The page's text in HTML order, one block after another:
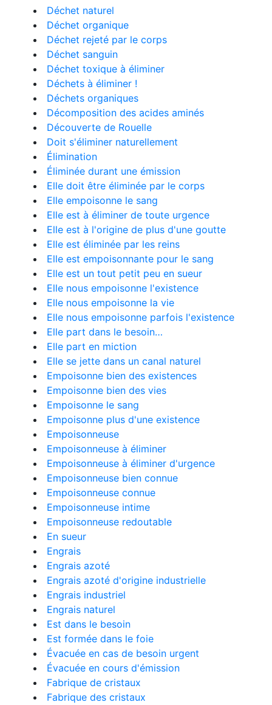
Déchet naturel
Déchet organique
Déchet rejeté par le corps
Déchet sanguin
Déchet toxique à éliminer
Déchets à éliminer !
Déchets organiques
Décomposition des acides aminés
Découverte de Rouelle
Doit s'éliminer naturellement
Élimination
Éliminée durant une émission
Elle doit être éliminée par le corps
Elle empoisonne le sang
Elle est à éliminer de toute urgence
Elle est à l'origine de plus d'une goutte
Elle est éliminée par les reins
Elle est empoisonnante pour le sang
Elle est un tout petit peu en sueur
Elle nous empoisonne l'existence
Elle nous empoisonne la vie
Elle nous empoisonne parfois l'existence
Elle part dans le besoin…
Elle part en miction
Elle se jette dans un canal naturel
Empoisonne bien des existences
Empoisonne bien des vies
Empoisonne le sang
Empoisonne plus d'une existence
Empoisonneuse
Empoisonneuse à éliminer
Empoisonneuse à éliminer d'urgence
Empoisonneuse bien connue
Empoisonneuse connue
Empoisonneuse intime
Empoisonneuse redoutable
En sueur
Engrais
Engrais azoté
Engrais azoté d'origine industrielle
Engrais industriel
Engrais naturel
Est dans le besoin
Est formée dans le foie
Évacuée en cas de besoin urgent
Évacuée en cours d'émission
Fabrique de cristaux
Fabrique des cristaux